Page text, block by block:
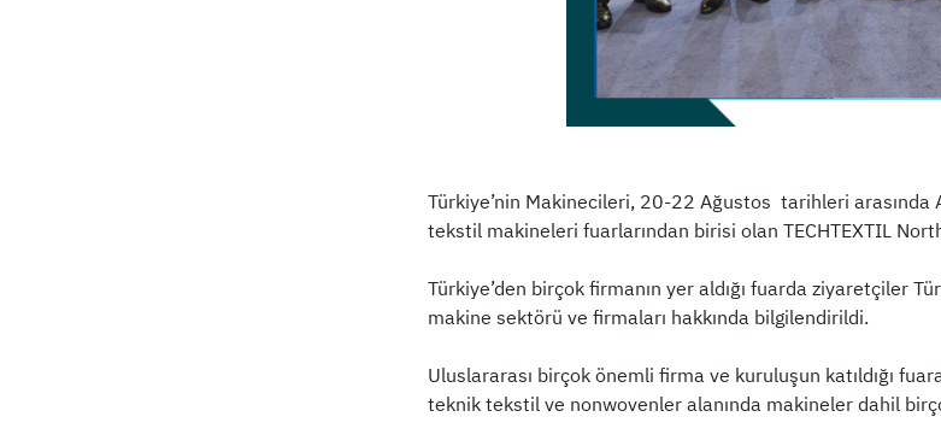
Türkiye’nin Makinecileri, 20-22 Ağustos tarihleri arasında
tekstil makineleri fuarlarından birisi olan TECHTEXTIL
Türkiye’den birçok firmanın yer aldığı fuarda ziyaretçiler
makine sektörü ve firmaları hakkında bilgilendirildi.
Uluslararası birçok önemli firma ve kuruluşun katıldığı
teknik tekstil ve nonwovenler alanında makineler dahil